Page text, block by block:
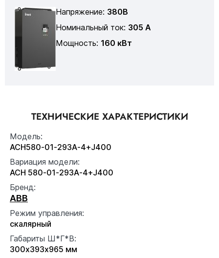
Напряжение: 380В
Номинальный ток: 305 А
Мощность: 160 кВт
ТЕХНИЧЕСКИЕ ХАРАКТЕРИСТИКИ
Модель:
ACH580-01-293A-4+J400
Вариация модели:
ACH 580-01-293A-4+J400
Бренд:
ABB
Режим управления:
скалярный
Габариты Ш*Г*В:
300x393x965 мм